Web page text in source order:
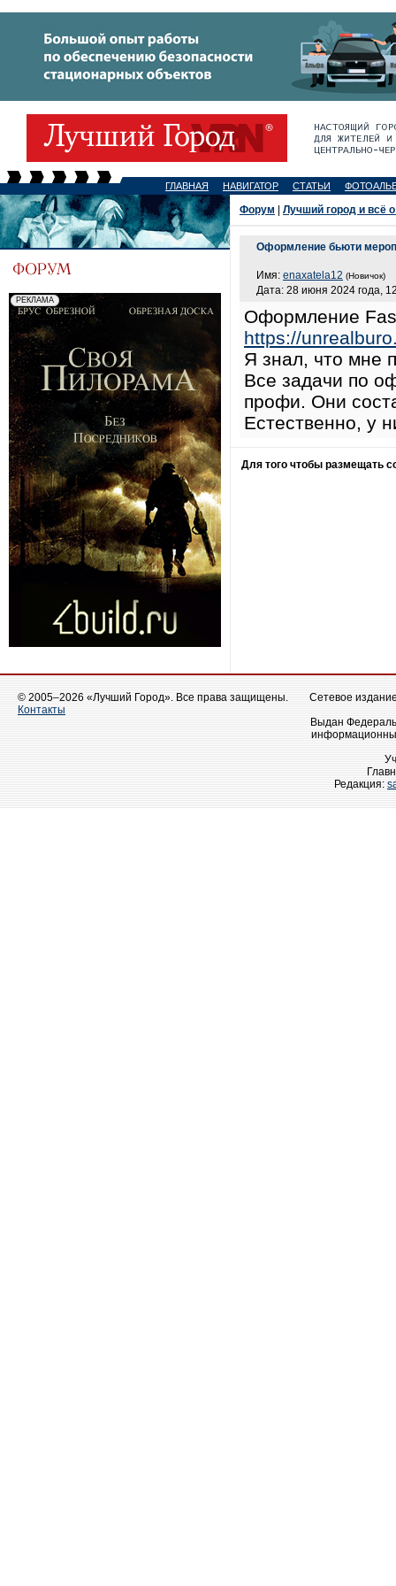
ГЛАВНАЯ НАВИГАТОР СТАТЬИ
Форум Лучший город и всё
Оформление бьюти
Имя: enaxatela12 (Новичок)
Дата: 28 июня 2024 года,
Оформление
https://
Я знал, что мне
Все задачи по
профи. Они
Естественно, у
Для того чтобы размещать
© 2005–2026 «Лучший Город». Все права защищены.
Контакты
Сетевое
Выдан
Редакция: